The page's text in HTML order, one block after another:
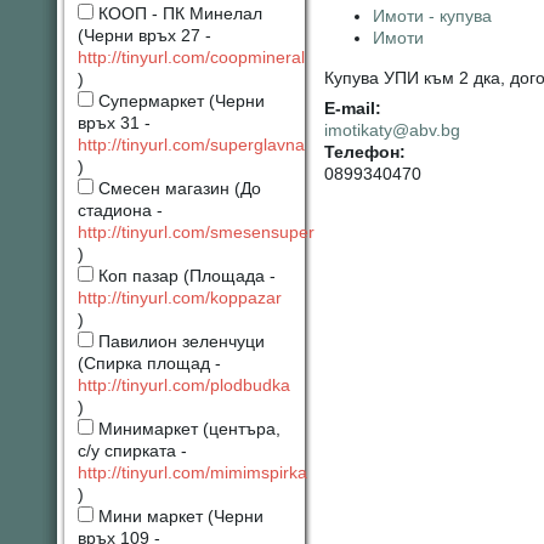
КООП - ПК Минелал
(Черни връх 27 -
http://tinyurl.com/coopmineral
)
Супермаркет (Черни
връх 31 -
http://tinyurl.com/superglavna
)
Смесен магазин (До
стадиона -
http://tinyurl.com/smesensuper
)
Коп пазар (Площада -
http://tinyurl.com/koppazar
)
Павилион зеленчуци
(Спирка площад -
http://tinyurl.com/plodbudka
)
Минимаркет (центъра,
с/у спирката -
http://tinyurl.com/mimimspirka
)
Мини маркет (Черни
връх 109 -
Имоти - купува
Имоти
Купува УПИ към 2 дка,
Е-mail:
imotikaty@abv.bg
Телефон:
0899340470